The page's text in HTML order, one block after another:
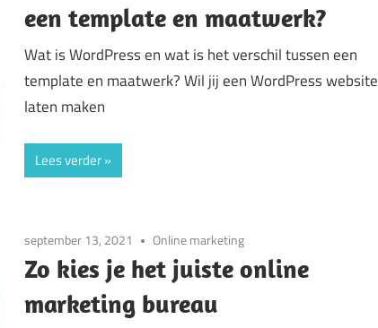
een template en maatwerk?
Wat is WordPress en wat is het verschil tussen een
template en maatwerk? Wil jij een WordPress website
laten maken
Lees verder
september 13, 2021 Online marketing
Zo kies je het juiste online
marketing bureau